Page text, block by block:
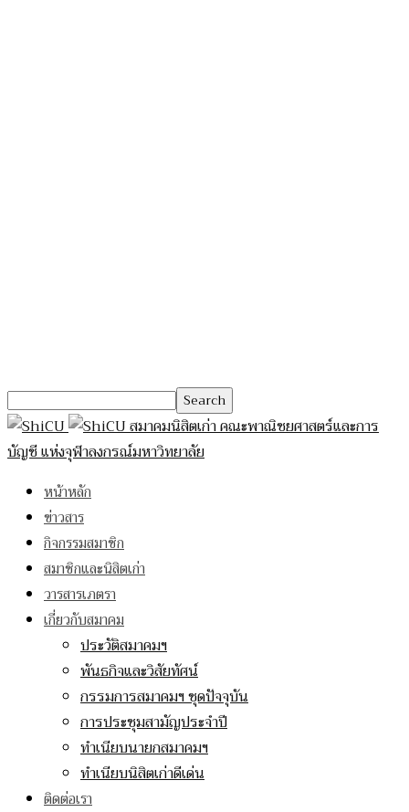
สมาคมนิสิตเก่า คณะพาณิชยศาสตร์และการ
บัญชี แห่งจุฬาลงกรณ์มหาวิทยาลัย
หน้าหลัก
ข่าวสาร
กิจกรรมสมาชิก
สมาชิกและนิสิตเก่า
วารสารเภตรา
เกี่ยวกับสมาคม
ประวัติสมาคมฯ
พันธกิจและวิสัยทัศน์
กรรมการสมาคมฯ ชุดปัจจุบัน
การประชุมสามัญประจำปี
ทำเนียบนายกสมาคมฯ
ทำเนียบนิสิตเก่าดีเด่น
ติดต่อเรา